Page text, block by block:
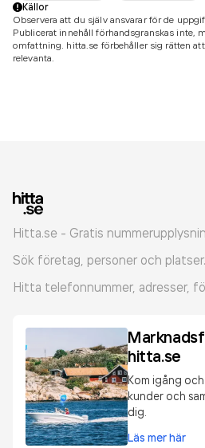
Källor
Observera att du själv ansvarar för de
Publicerat innehåll förhandsgranskas inte,
omfattning. hitta.se förbehåller sig rätten
relevanta.
Hitta.se - Gratis
Sök företag, personer och platser.
Hitta telefonnummer, adresser,
hitta.se
Kom igång
kunder och
dig.
Läs mer här